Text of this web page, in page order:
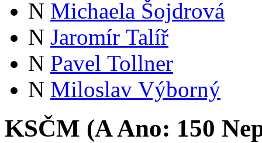
N Michaela Šojdrová
N Jaromír Talíř
N Pavel Tollner
N Miloslav Výborný
KSČM (AAno: 150